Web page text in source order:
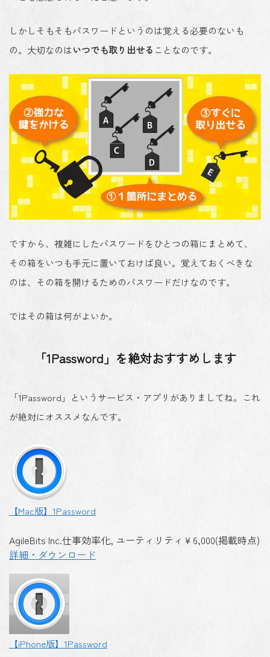
しかしそもそもパスワードというのは覚える必要のないも
の。大切なのはいつでも取り出せる ことなのです。
ですから、複雑にしたパスワードをひとつの箱にまとめて、
その箱をいつも手元に置いておけば良い。覚えておくべきな
のは、その箱を開けるためのパスワードだけなのです。
ではその箱は何がよいか。
「1Password」を絶対おすすめします
「1Password」というサービス・アプリがありましてね。これ
が絶対にオススメなんです。
【Mac版】1Password
AgileBits Inc.仕事効率化, ユーティリティ ￥6,000(掲載時点)
詳細・ダウンロード
【iPhone版】1Password